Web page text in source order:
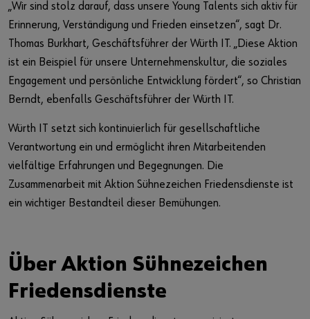
„Wir sind stolz darauf, dass unsere Young Talents sich aktiv für
Erinnerung, Verständigung und Frieden einsetzen“, sagt Dr.
Thomas Burkhart, Geschäftsführer der Würth IT. „Diese Aktion
ist ein Beispiel für unsere Unternehmenskultur, die soziales
Engagement und persönliche Entwicklung fördert“, so Christian
Berndt, ebenfalls Geschäftsführer der Würth IT.
Würth IT setzt sich kontinuierlich für gesellschaftliche
Verantwortung ein und ermöglicht ihren Mitarbeitenden
vielfältige Erfahrungen und Begegnungen. Die
Zusammenarbeit mit Aktion Sühnezeichen Friedensdienste ist
ein wichtiger Bestandteil dieser Bemühungen.
Über Aktion Sühnezeichen
Friedensdienste